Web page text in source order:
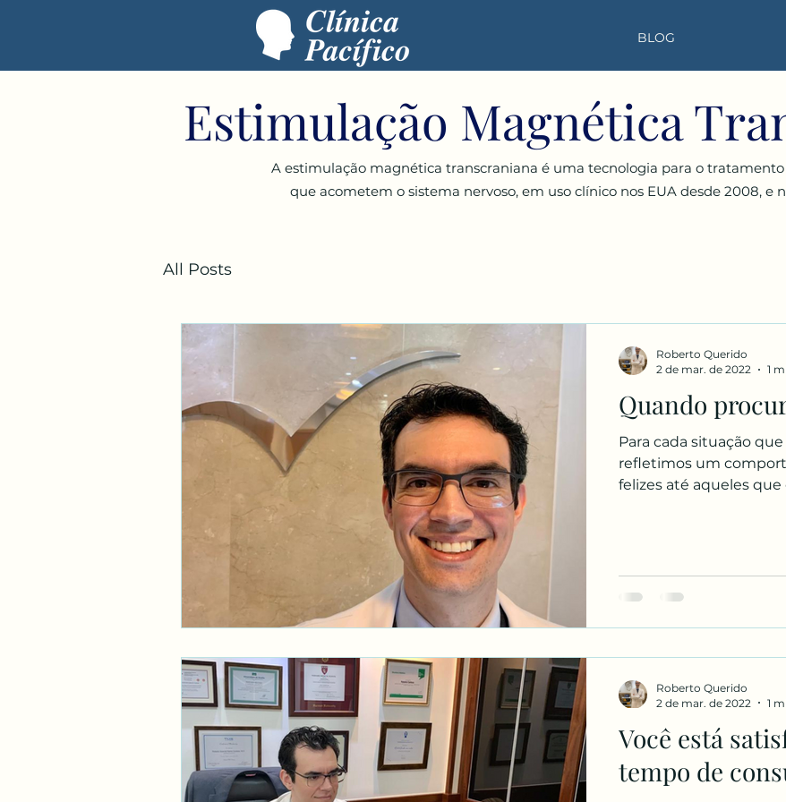
BLOG
Estimulação Magnética
A estimulação magnética transcraniana é uma tecnologia para o tratamento
que acometem o sistema nervoso, em uso clínico nos EUA desde 2008, e
All Posts
Quando
Para cada situação
refletimos um
felizes até aqueles que
Roberto Querido
2 de mar. de 2022
1
Você está
tempo de
Roberto Querido
2 de mar. de 2022
1